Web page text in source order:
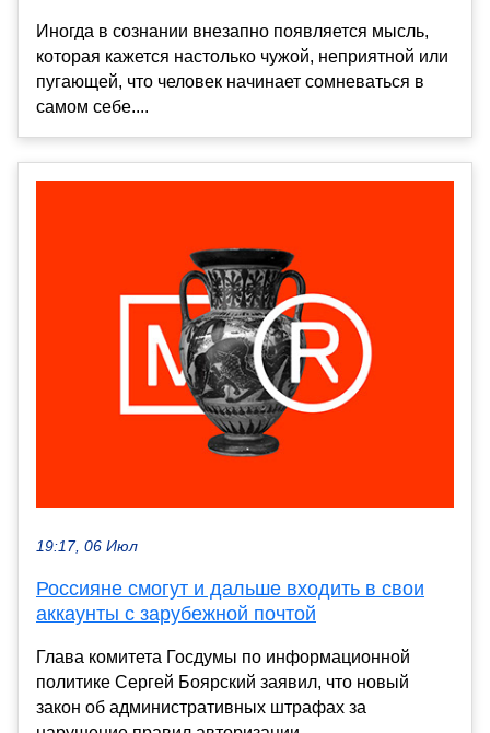
Иногда в сознании внезапно появляется мысль,
которая кажется настолько чужой, неприятной или
пугающей, что человек начинает сомневаться в
самом себе....
19:17, 06 Июл
Россияне смогут и дальше входить в свои
аккаунты с зарубежной почтой
Глава комитета Госдумы по информационной
политике Сергей Боярский заявил, что новый
закон об административных штрафах за